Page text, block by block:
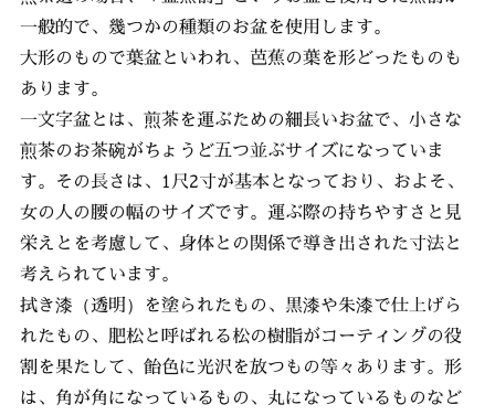
一般的で、幾つかの種類のお盆を使用します。
大形のもので葉盆といわれ、芭蕉の葉を形どったものも
あります。
一文字盆とは、煎茶を運ぶための細長いお盆で、小さな
煎茶のお茶碗がちょうど五つ並ぶサイズになっていま
す。その長さは、1尺2寸が基本となっており、およそ、
女の人の腰の幅のサイズです。運ぶ際の持ちやすさと見
栄えとを考慮して、身体との関係で導き出された寸法と
考えられています。
拭き漆（透明）を塗られたもの、黒漆や朱漆で仕上げら
れたもの、肥松と呼ばれる松の樹脂がコーティングの役
割を果たして、飴色に光沢を放つもの等々あります。形
は、角が角になっているもの、丸になっているものなど